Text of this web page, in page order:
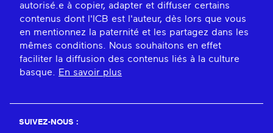
autorisé.e à copier, adapter et diffuser certains
contenus dont l'ICB est l'auteur, dès lors que vous
en mentionnez la paternité et les partagez dans les
mêmes conditions. Nous souhaitons en effet
faciliter la diffusion des contenus liés à la culture
basque. En savoir plus
SUIVEZ-NOUS :